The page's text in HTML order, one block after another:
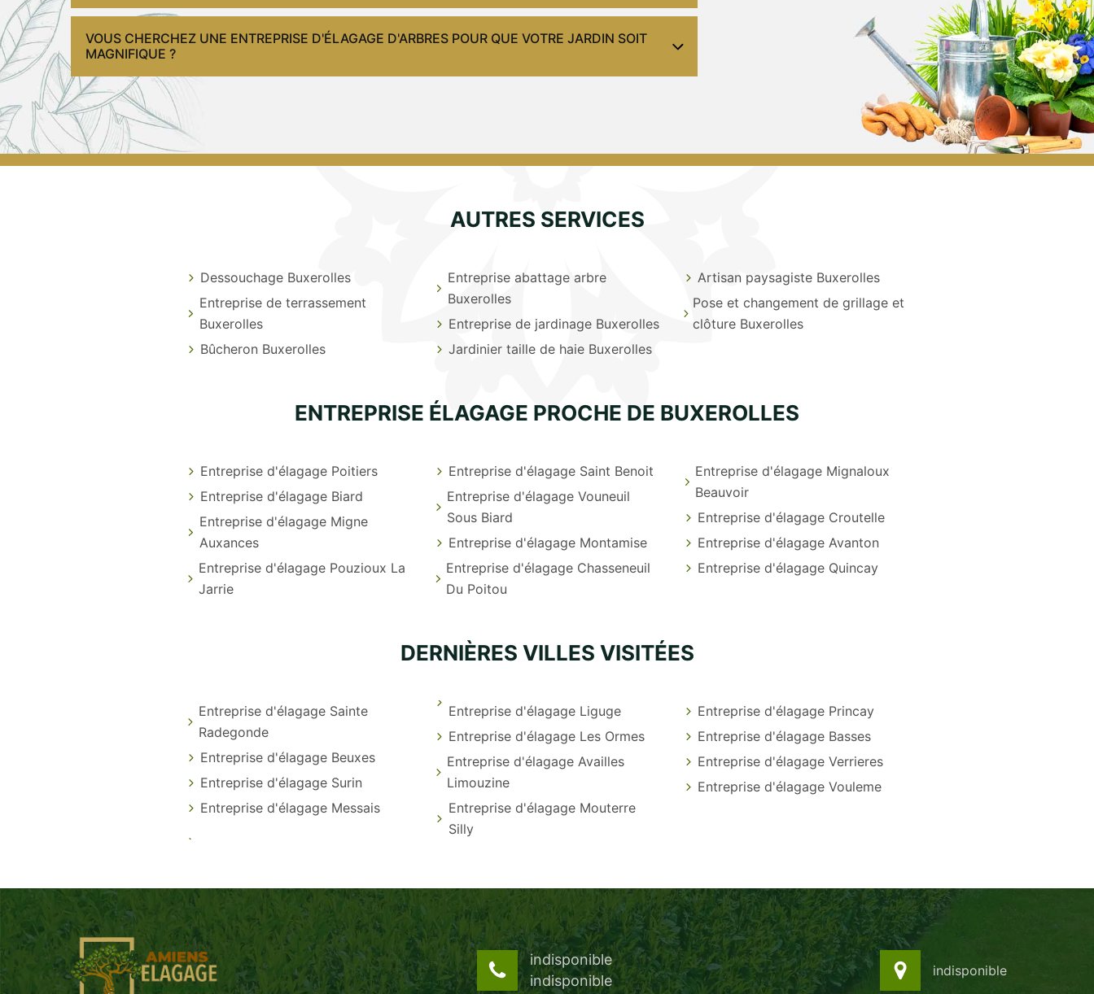
VOUS CHERCHEZ UNE ENTREPRISE D'ÉLAGAGE D'ARBRES POUR QUE VOTRE JARDIN SOIT
MAGNIFIQUE ?
AUTRES SERVICES
Dessouchage Buxerolles
Entreprise de terrassement
Buxerolles
Bûcheron Buxerolles
Entreprise abattage arbre
Buxerolles
Entreprise de jardinage Buxerolles
Jardinier taille de haie Buxerolles
Artisan paysagiste Buxerolles
Pose et changement de grillage et
clôture Buxerolles
ENTREPRISE ÉLAGAGE PROCHE DE BUXEROLLES
Entreprise d'élagage Poitiers
Entreprise d'élagage Biard
Entreprise d'élagage Migne
Auxances
Entreprise d'élagage Pouzioux La
Jarrie
Entreprise d'élagage Saint Benoit
Entreprise d'élagage Vouneuil
Sous Biard
Entreprise d'élagage Montamise
Entreprise d'élagage Chasseneuil
Du Poitou
Entreprise d'élagage Mignaloux
Beauvoir
Entreprise d'élagage Croutelle
Entreprise d'élagage Avanton
Entreprise d'élagage Quincay
DERNIÈRES VILLES VISITÉES
Entreprise d'élagage Sainte
Radegonde
Entreprise d'élagage Beuxes
Entreprise d'élagage Surin
Entreprise d'élagage Messais
Entreprise d'élagage Liguge
Entreprise d'élagage Les Ormes
Entreprise d'élagage Availles
Limouzine
Entreprise d'élagage Mouterre
Silly
Entreprise d'élagage Princay
Entreprise d'élagage Basses
Entreprise d'élagage Verrieres
Entreprise d'élagage Vouleme
indisponible
indisponible
indisponible